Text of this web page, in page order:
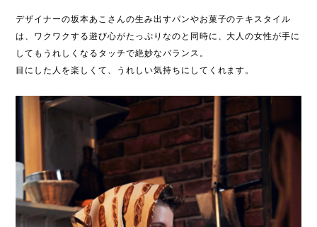
デザイナーの坂本あこさんの生み出すパンやお菓子のテキスタイル
は、ワクワクする遊び心がたっぷりなのと同時に、大人の女性が手に
してもうれしくなるタッチで絶妙なバランス。
目にした人を楽しくて、うれしい気持ちにしてくれます。